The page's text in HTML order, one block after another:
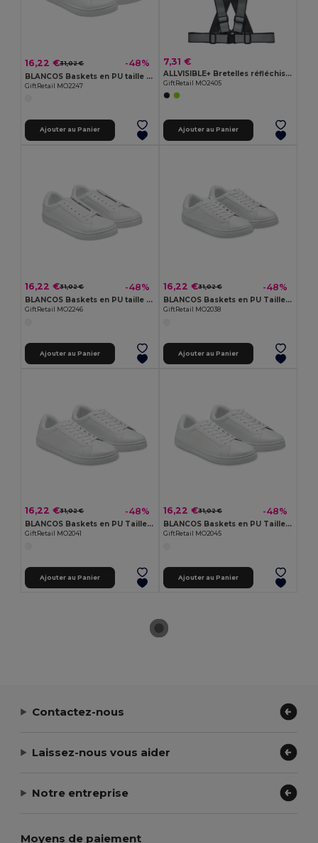
16,22 €31,02 € -48%
BLANCOS Baskets en PU taille 47
GiftRetail MO2247
Ajouter au Panier
7,31 €
ALLVISIBLE+ Bretelles réfléchissantes
GiftRetail MO2405
Ajouter au Panier
16,22 €31,02 € -48%
BLANCOS Baskets en PU taille 46
GiftRetail MO2246
Ajouter au Panier
16,22 €31,02 € -48%
BLANCOS Baskets en PU Taille 38
GiftRetail MO2038
Ajouter au Panier
16,22 €31,02 € -48%
BLANCOS Baskets en PU Taille 41
GiftRetail MO2041
Ajouter au Panier
16,22 €31,02 € -48%
BLANCOS Baskets en PU Taille 45
GiftRetail MO2045
Ajouter au Panier
Contactez-nous
Laissez-nous vous aider
Notre entreprise
Moyens de paiement